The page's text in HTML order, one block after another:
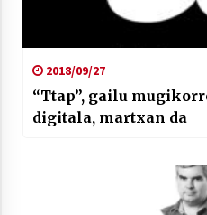
2021/07/
2018/09/27
“Ttap”, gailu
digitala, martxan da